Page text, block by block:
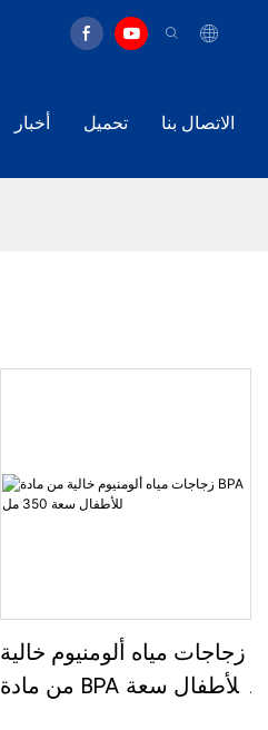
أخبار تحميل الاتصال بنا
زجاجات مياه ألومنيوم خالية
من مادة BPA للأطفال سعة